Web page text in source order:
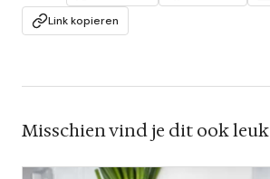
Link kopieren
Misschien vind je dit ook leuk